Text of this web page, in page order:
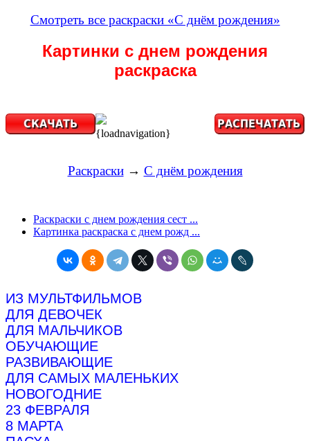
Смотреть все раскраски «С днём рождения»
Картинки с днем рождения
раскраска
{loadnavigation}
Раскраски→ С днём рождения
Раскраски с днем рождения сест ...
Картинка раскраска с днем рожд ...
ИЗ МУЛЬТФИЛЬМОВ
ДЛЯ ДЕВОЧЕК
ДЛЯ МАЛЬЧИКОВ
ОБУЧАЮЩИЕ
РАЗВИВАЮЩИЕ
ДЛЯ САМЫХ МАЛЕНЬКИХ
НОВОГОДНИЕ
23 ФЕВРАЛЯ
8 МАРТА